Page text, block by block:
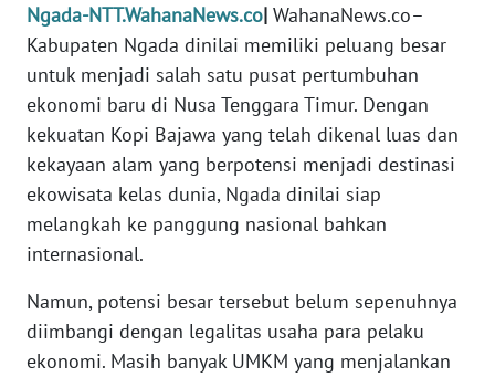
Ngada-NTT.WahanaNews.co| WahanaNews.co–
Kabupaten Ngada dinilai memiliki peluang besar
untuk menjadi salah satu pusat pertumbuhan
ekonomi baru di Nusa Tenggara Timur. Dengan
kekuatan Kopi Bajawa yang telah dikenal luas dan
kekayaan alam yang berpotensi menjadi destinasi
ekowisata kelas dunia, Ngada dinilai siap
melangkah ke panggung nasional bahkan
internasional.
Namun, potensi besar tersebut belum sepenuhnya
diimbangi dengan legalitas usaha para pelaku
ekonomi. Masih banyak UMKM yang menjalankan
KARIR
DISCLAIMER
Wahana
News
Regional
SUMUT
WN
JAKARTA